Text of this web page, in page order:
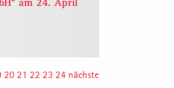
20 21 22 23 24 nächste